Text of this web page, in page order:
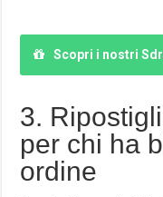
Scopri i nostri
3.
per chi ha
ordine